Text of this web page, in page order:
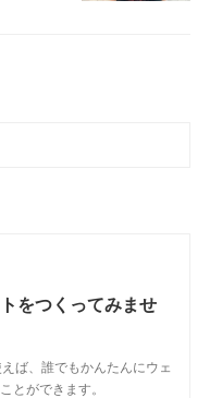
をつくってみませ
ば、誰でもかんたんにウェ
とができます。